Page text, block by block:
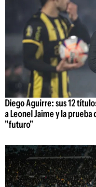
Diego Aguirre: sus 12
a Leonel Jaime y la
"futuro"